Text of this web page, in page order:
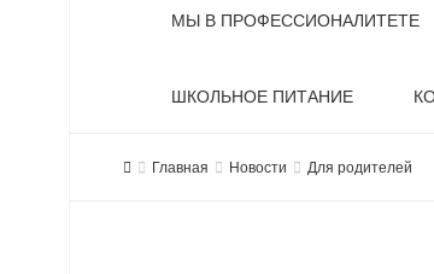
МЫ В ПРОФЕССИОНАЛИТЕТЕ
ШКОЛЬНОЕ ПИТАНИЕ
Главная Новости Для родителей